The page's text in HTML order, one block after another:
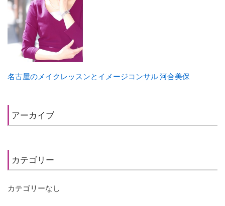
名古屋のメイクレッスンとイメージコンサル 河合美保
アーカイブ
カテゴリー
カテゴリーなし